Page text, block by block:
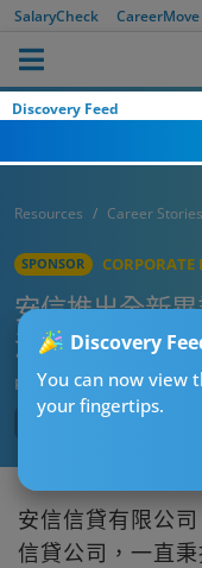
SalaryCheck CareerMove
Discovery Feed
Discovery
You can now view
your fingertips.
Resources Career Stories
SPONSOR CORPORATE
安信推出全新
深度培訓課程
Published: 2024-11-08
安信信貸有限公
信貸公司，一直